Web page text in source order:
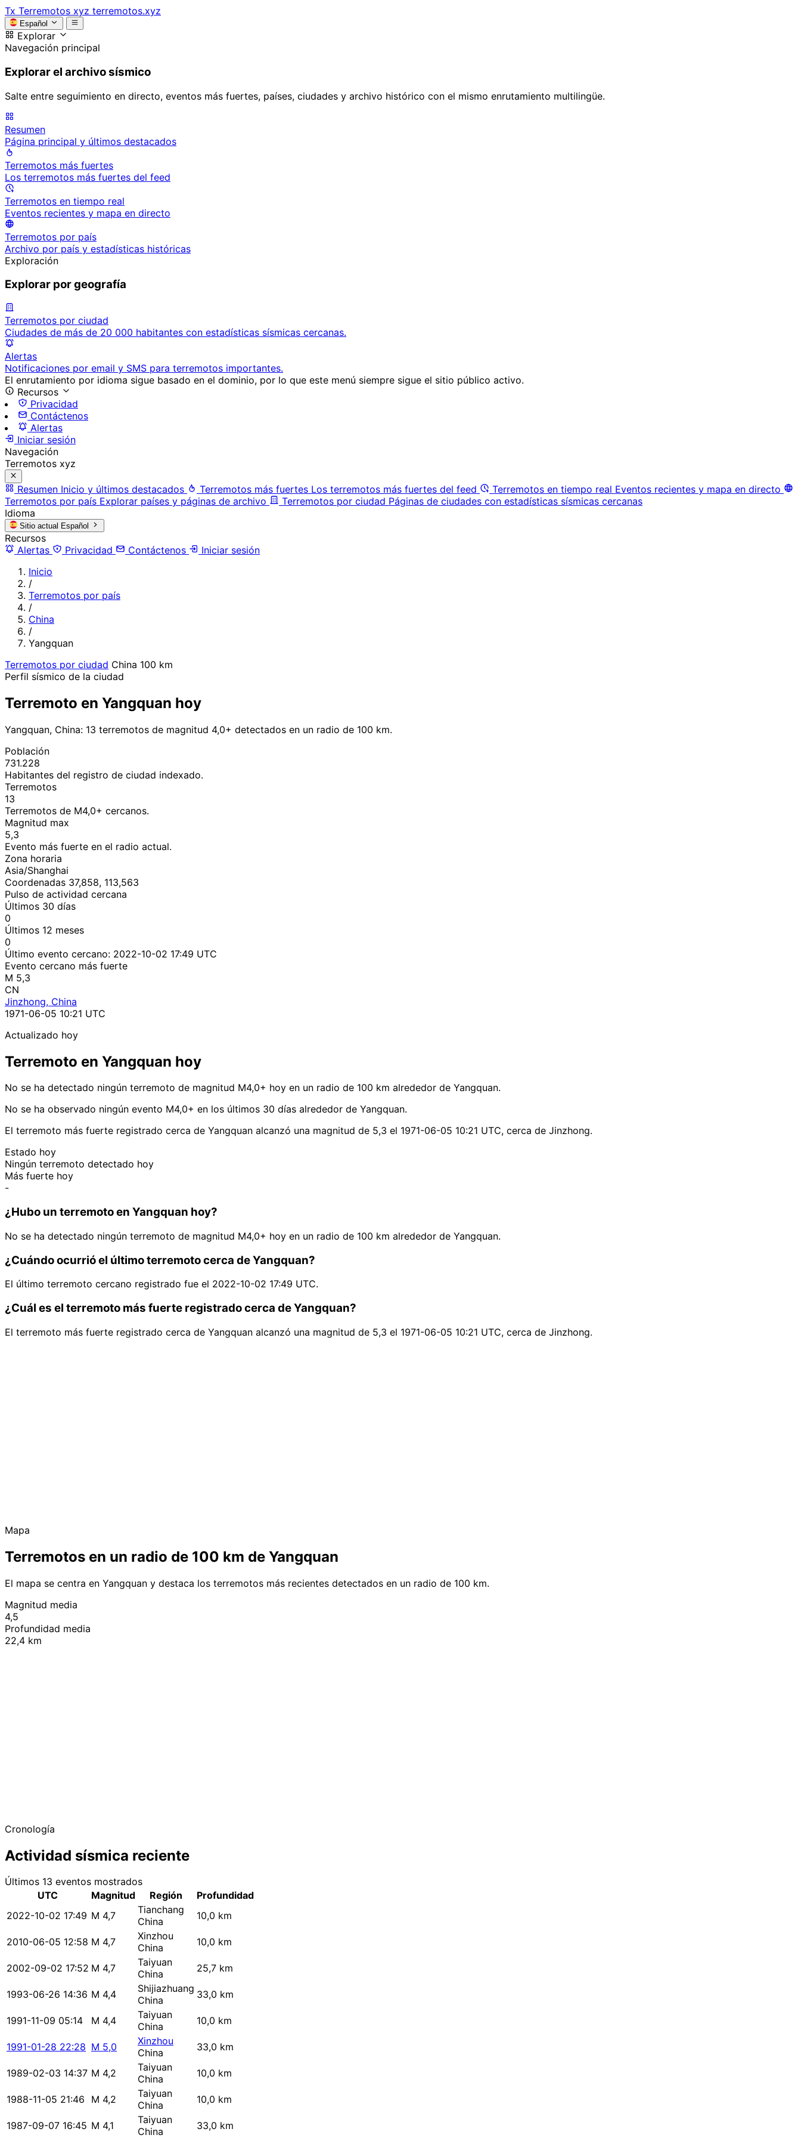
Tx Terremotos xyz terremotos.xyz
Español
Explorar
Navegación principal
Explorar el archivo sísmico
Salte entre seguimiento en directo, eventos más fuertes, países, ciudades y archivo histórico con el mismo enrutamiento multilingüe.
Resumen
Página principal y últimos destacados
Terremotos más fuertes
Los terremotos más fuertes del feed
Terremotos en tiempo real
Eventos recientes y mapa en directo
Terremotos por país
Archivo por país y estadísticas históricas
Exploración
Explorar por geografía
Terremotos por ciudad
Ciudades de más de 20 000 habitantes con estadísticas sísmicas cercanas.
Alertas
Notificaciones por email y SMS para terremotos importantes.
El enrutamiento por idioma sigue basado en el dominio, por lo que este menú siempre sigue el sitio público activo.
Recursos
Privacidad
Contáctenos
Alertas
Iniciar sesión
Navegación
Terremotos xyz
Resumen Inicio y últimos destacados Terremotos más fuertes Los terremotos más fuertes del feed Terremotos en tiempo real Eventos recientes y mapa en directo
Terremotos por país Explorar países y páginas de archivo Terremotos por ciudad Páginas de ciudades con estadísticas sísmicas cercanas
Idioma
Sitio actual Español
Recursos
Alertas
Privacidad Contáctenos
Iniciar sesión
Inicio
/
Terremotos por país
/
China
/
Yangquan
Terremotos por ciudad China 100 km
Perfil sísmico de la ciudad
Terremoto en Yangquan hoy
Yangquan, China: 13 terremotos de magnitud 4,0+ detectados en un radio de 100 km.
Población
731.228
Habitantes del registro de ciudad indexado.
Terremotos
13
Terremotos de M4,0+ cercanos.
Magnitud max
5,3
Evento más fuerte en el radio actual.
Zona horaria
Asia/Shanghai
Coordenadas 37,858, 113,563
Pulso de actividad cercana
Últimos 30 días
0
Últimos 12 meses
0
Último evento cercano: 2022-10-02 17:49 UTC
Evento cercano más fuerte
M 5,3
CN
Jinzhong, China
1971-06-05 10:21 UTC
Actualizado hoy
Terremoto en Yangquan hoy
No se ha detectado ningún terremoto de magnitud M4,0+ hoy en un radio de 100 km alrededor de Yangquan.
No se ha observado ningún evento M4,0+ en los últimos 30 días alrededor de Yangquan.
El terremoto más fuerte registrado cerca de Yangquan alcanzó una magnitud de 5,3 el 1971-06-05 10:21 UTC, cerca de Jinzhong.
Estado hoy
Ningún terremoto detectado hoy
Más fuerte hoy
-
¿Hubo un terremoto en Yangquan hoy?
No se ha detectado ningún terremoto de magnitud M4,0+ hoy en un radio de 100 km alrededor de Yangquan.
¿Cuándo ocurrió el último terremoto cerca de Yangquan?
El último terremoto cercano registrado fue el 2022-10-02 17:49 UTC.
¿Cuál es el terremoto más fuerte registrado cerca de Yangquan?
El terremoto más fuerte registrado cerca de Yangquan alcanzó una magnitud de 5,3 el 1971-06-05 10:21 UTC, cerca de Jinzhong.
Mapa
Terremotos en un radio de 100 km de Yangquan
El mapa se centra en Yangquan y destaca los terremotos más recientes detectados en un radio de 100 km.
Magnitud media
4,5
Profundidad media
22,4 km
Cronología
Actividad sísmica reciente
Últimos 13 eventos mostrados
UTC
Magnitud Región
Profundidad
2022-10-02 17:49 M 4,7
Tianchang
China
10,0 km
2010-06-05 12:58 M 4,7
Xinzhou
China
10,0 km
2002-09-02 17:52 M 4,7
Taiyuan
China
25,7 km
1993-06-26 14:36 M 4,4
Shijiazhuang
China
33,0 km
1991-11-09 05:14 M 4,4
Taiyuan
China
10,0 km
1991-01-28 22:28 M 5,0
Xinzhou
China
33,0 km
1989-02-03 14:37 M 4,2
Taiyuan
China
10,0 km
1988-11-05 21:46 M 4,2
Taiyuan
China
10,0 km
1987-09-07 16:45 M 4,1
Taiyuan
China
33,0 km